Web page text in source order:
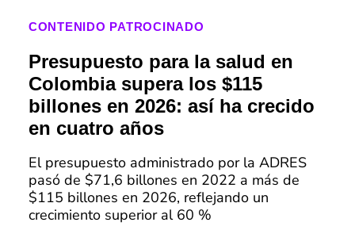
CONTENIDO PATROCINADO
Presupuesto para la salud en
Colombia supera los $115
billones en 2026: así ha crecido
en cuatro años
El presupuesto administrado por la ADRES
pasó de $71,6 billones en 2022 a más de
$115 billones en 2026, reflejando un
crecimiento superior al 60 %